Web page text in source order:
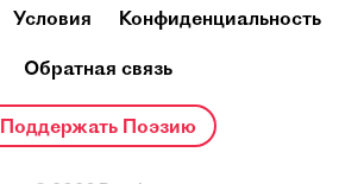
Условия Конфиденциальность
Обратная связь
Поддержать Поэзию